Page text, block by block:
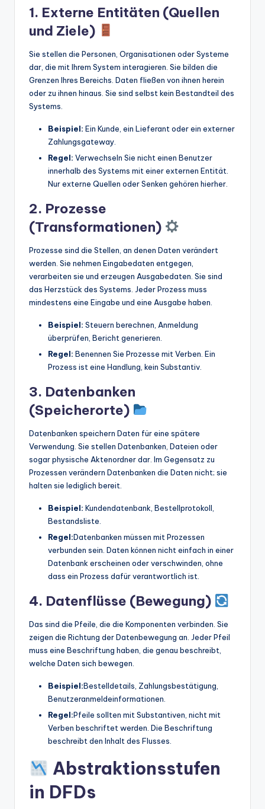
1. Externe Entitäten (Quellen
und Ziele)
Sie stellen die Personen, Organisationen oder Systeme
dar, die mit Ihrem System interagieren. Sie bilden die
Grenzen Ihres Bereichs. Daten fließen von ihnen herein
oder zu ihnen hinaus. Sie sind selbst kein Bestandteil des
Systems.
Beispiel: Ein Kunde, ein Lieferant oder ein externer
Zahlungsgateway.
Regel: Verwechseln Sie nicht einen Benutzer
innerhalb des Systems mit einer externen Entität.
Nur externe Quellen oder Senken gehören hierher.
2. Prozesse
(Transformationen)
Prozesse sind die Stellen, an denen Daten verändert
werden. Sie nehmen Eingabedaten entgegen,
verarbeiten sie und erzeugen Ausgabedaten. Sie sind
das Herzstück des Systems. Jeder Prozess muss
mindestens eine Eingabe und eine Ausgabe haben.
Beispiel: Steuern berechnen, Anmeldung
überprüfen, Bericht generieren.
Regel: Benennen Sie Prozesse mit Verben. Ein
Prozess ist eine Handlung, kein Substantiv.
3. Datenbanken
(Speicherorte)
Datenbanken speichern Daten für eine spätere
Verwendung. Sie stellen Datenbanken, Dateien oder
sogar physische Aktenordner dar. Im Gegensatz zu
Prozessen verändern Datenbanken die Daten nicht; sie
halten sie lediglich bereit.
Beispiel: Kundendatenbank, Bestellprotokoll,
Bestandsliste.
Regel:Datenbanken müssen mit Prozessen
verbunden sein. Daten können nicht einfach in einer
Datenbank erscheinen oder verschwinden, ohne
dass ein Prozess dafür verantwortlich ist.
4. Datenflüsse (Bewegung)
Das sind die Pfeile, die die Komponenten verbinden. Sie
zeigen die Richtung der Datenbewegung an. Jeder Pfeil
muss eine Beschriftung haben, die genau beschreibt,
welche Daten sich bewegen.
Beispiel:Bestelldetails, Zahlungsbestätigung,
Benutzeranmeldeinformationen.
Regel:Pfeile sollten mit Substantiven, nicht mit
Verben beschriftet werden. Die Beschriftung
beschreibt den Inhalt des Flusses.
Abstraktionsstufen
in DFDs